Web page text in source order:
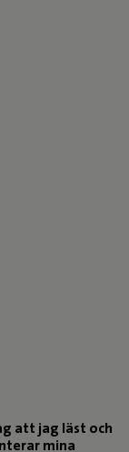
att jag läst och
mina